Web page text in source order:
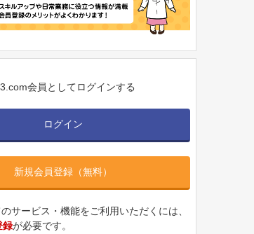
会員としてログインする
ログイン
新規会員登録（無料）
サービス・機能をご利用いただくには、
録が必要です。